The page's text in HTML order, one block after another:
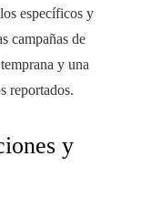
específicos y
campañas de
y una
reportados.
y